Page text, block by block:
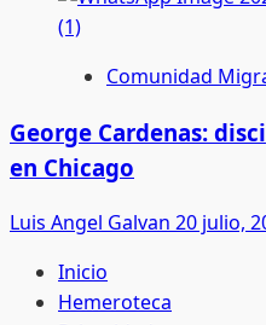
Comunidad
George Cardenas:
en Chicago
Luis Angel Galvan 20 julio,
Inicio
Hemeroteca